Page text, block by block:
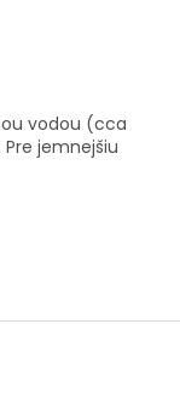
vodou (cca
jemnejšiu